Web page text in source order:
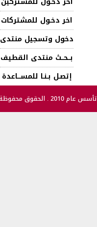
اخر دخـول للمشتركات
دخول وتسجيل منتدى
بــحــث منتدى القطيف
إتصـل بـنـا للمســـاعدة
تأسس عام 2010 . الحقوق محفوظة © 2026